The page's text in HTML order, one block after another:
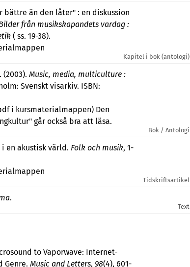
bättre än den låter" : en diskussion
från musikskapandets vardag :
( ss. 19-38).
Kapitel i bok (antologi)
(2003). Music, media, multiculture :
Svenskt visarkiv. ISBN:
i kursmaterialmappen) Den
går också bra att läsa.
Bok / Antologi
i en akustisk värld. Folk och musik, 1-
Tidskriftsartikel
.
Text
to Vaporwave: Internet-
Genre. Music and Letters, 98(4), 601-